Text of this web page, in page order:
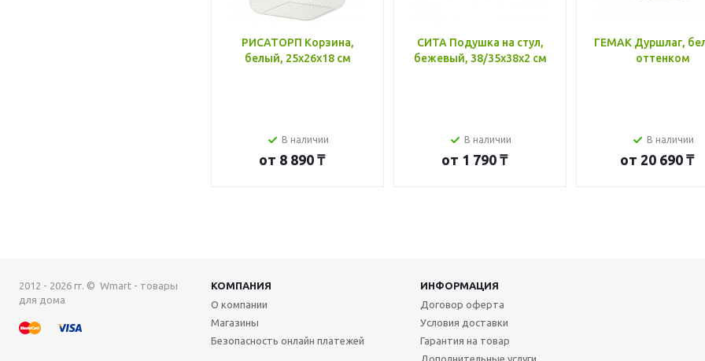
РИСАТОРП Корзина,
белый, 25x26x18 см
В наличии
от 8 890 ₸
СИТА Подушка на стул,
бежевый, 38/35x38x2 см
В наличии
от 1 790 ₸
ГЕМАК Дуршлаг,
оттенком
В наличии
от 20 690 ₸
2012 - 2026 гг. © Wmart - товары
для дома
КОМПАНИЯ
ИНФОРМАЦИЯ
О компании
Магазины
Безопасность онлайн платежей
Договор оферта
Условия доставки
Гарантия на товар
Дополнительные услуги